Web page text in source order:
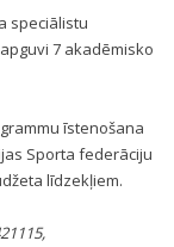
speciālistu
7 akadēmisko
īstenošana
Sporta federāciju
līdzekļiem.